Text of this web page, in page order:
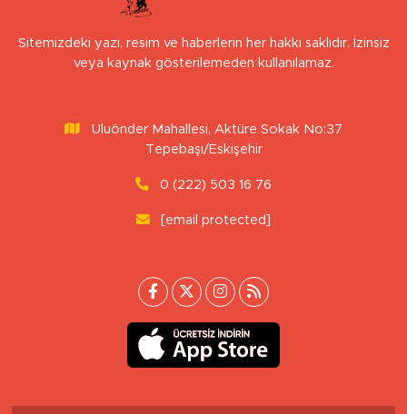
Sitemizdeki yazı, resim ve haberlerin her hakkı saklıdır. İzinsiz
veya kaynak gösterilemeden kullanılamaz.
Uluönder Mahallesi, Aktüre Sokak No:37
Tepebaşı/Eskişehir
0 (222) 503 16 76
[email protected]